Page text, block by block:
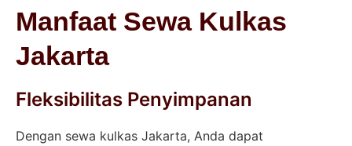
Manfaat Sewa Kulkas
Jakarta
Fleksibilitas Penyimpanan
Dengan sewa kulkas Jakarta, Anda dapat